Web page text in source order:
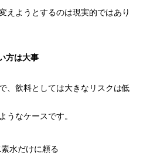
えようとするのは現実的ではあり
方は大事
、飲料としては大きなリスクは低
うなケースです。
水だけに頼る